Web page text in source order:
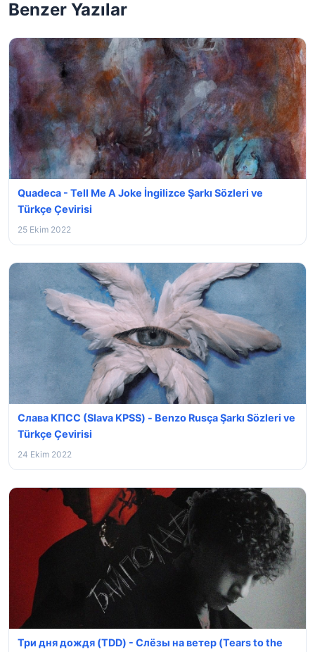
Benzer Yazılar
Quadeca - Tell Me A Joke İngilizce Şarkı Sözleri ve
Türkçe Çevirisi
25 Ekim 2022
Слава КПСС (Slava KPSS) - Benzo Rusça Şarkı Sözleri ve
Türkçe Çevirisi
24 Ekim 2022
Три дня дождя (TDD) - Слёзы на ветер (Tears to the